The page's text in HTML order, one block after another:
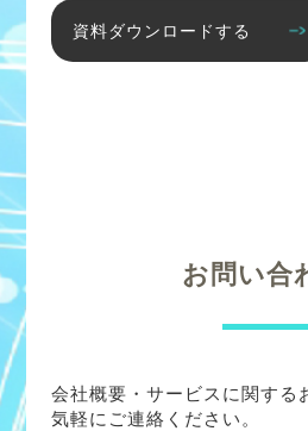
資料ダウンロードする
お問い合
会社概要・サービスに関する
気軽にご連絡ください。